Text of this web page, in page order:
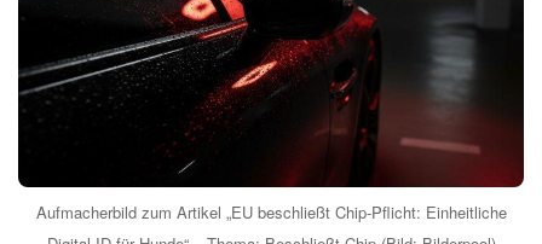
Aufmacherbild zum Artikel „EU beschließt Chip-Pflicht: Einheitliche